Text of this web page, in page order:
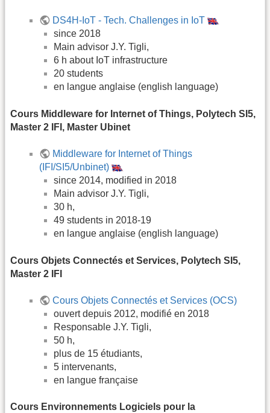
DS4H-IoT - Tech. Challenges in IoT
since 2018
Main advisor J.Y. Tigli,
6 h about IoT infrastructure
20 students
en langue anglaise (english language)
Cours Middleware for Internet of Things, Polytech SI5,
Master 2 IFI, Master Ubinet
Middleware for Internet of Things
(IFI/SI5/Unbinet)
since 2014, modified in 2018
Main advisor J.Y. Tigli,
30 h,
49 students in 2018-19
en langue anglaise (english language)
Cours Objets Connectés et Services, Polytech SI5,
Master 2 IFI
Cours Objets Connectés et Services (OCS)
ouvert depuis 2012, modifié en 2018
Responsable J.Y. Tigli,
50 h,
plus de 15 étudiants,
5 intervenants,
en langue française
Cours Environnements Logiciels pour la